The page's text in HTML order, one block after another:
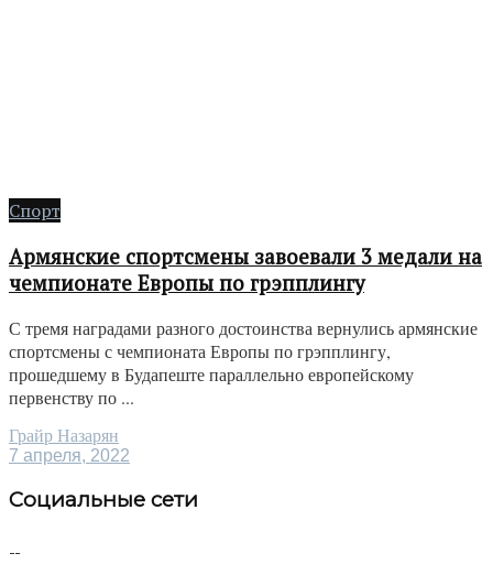
Спорт
Армянские спортсмены завоевали 3 медали на
чемпионате Европы по грэпплингу
С тремя наградами разного достоинства вернулись армянские
спортсмены с чемпионата Европы по грэпплингу,
прошедшему в Будапеште параллельно европейскому
первенству по ...
Грайр Назарян
7 апреля, 2022
Социальные сети